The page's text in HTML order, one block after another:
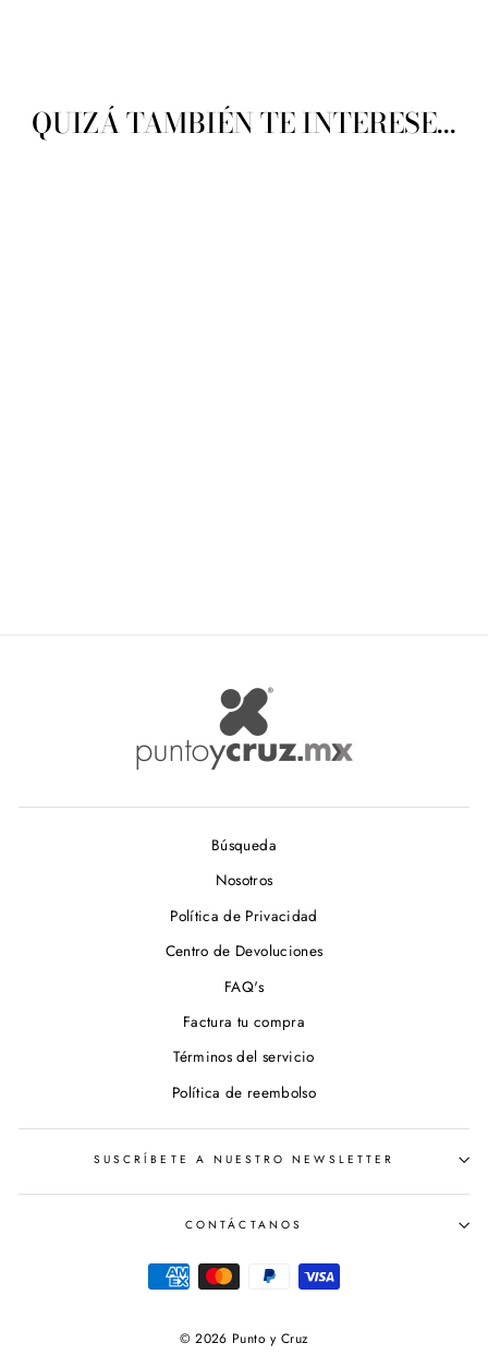
QUIZÁ TAMBIÉN TE INTERESE...
Búsqueda
Nosotros
Política de Privacidad
Centro de Devoluciones
FAQ's
Factura tu compra
Términos del servicio
Política de reembolso
SUSCRÍBETE A NUESTRO NEWSLETTER
CONTÁCTANOS
© 2026 Punto y Cruz